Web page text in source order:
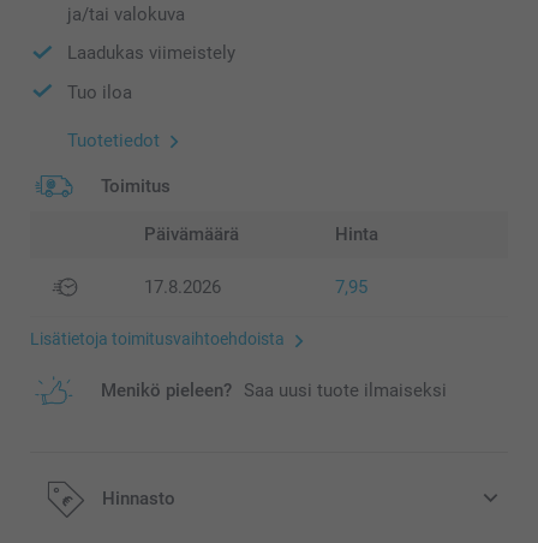
ja/tai valokuva
Laadukas viimeistely
Tuo iloa
Tuotetiedot
Toimitus
Päivämäärä Hinta
17.8.2026 7,95
Lisätietoja toimitusvaihtoehdoista
Menikö pieleen? Saa uusi tuote ilmaiseksi
Hinnasto